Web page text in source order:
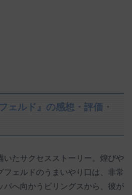
ェルド』の感想・評価・
いたサクセスストーリー。煌びや
フェルドのうまいやり口は、非常
パへ向かうビリングスから、彼が